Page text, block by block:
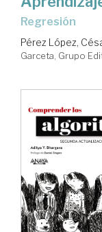
Regresión
Pérez López,
Garceta, Grupo